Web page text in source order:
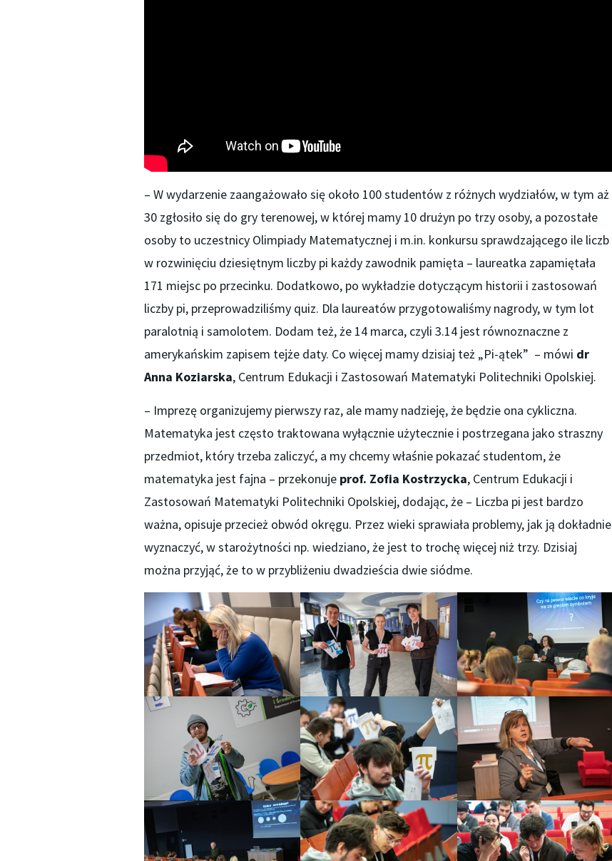
– W wydarzenie zaangażowało się około 100 studentów z różnych wydziałów, w tym aż
30 zgłosiło się do gry terenowej, w której mamy 10 drużyn po trzy osoby, a pozostałe
osoby to uczestnicy Olimpiady Matematycznej i m.in. konkursu sprawdzającego ile liczb
w rozwinięciu dziesiętnym liczby pi każdy zawodnik pamięta – laureatka zapamiętała
171 miejsc po przecinku. Dodatkowo, po wykładzie dotyczącym historii i zastosowań
liczby pi, przeprowadziliśmy quiz. Dla laureatów przygotowaliśmy nagrody, w tym lot
paralotnią i samolotem. Dodam też, że 14 marca, czyli 3.14 jest równoznaczne z
amerykańskim zapisem tejże daty. Co więcej mamy dzisiaj też „Pi-ątek” – mówi dr
Anna Koziarska, Centrum Edukacji i Zastosowań Matematyki Politechniki Opolskiej.
– Imprezę organizujemy pierwszy raz, ale mamy nadzieję, że będzie ona cykliczna.
Matematyka jest często traktowana wyłącznie użytecznie i postrzegana jako straszny
przedmiot, który trzeba zaliczyć, a my chcemy właśnie pokazać studentom, że
matematyka jest fajna – przekonuje prof. Zofia Kostrzycka, Centrum Edukacji i
Zastosowań Matematyki Politechniki Opolskiej, dodając, że – Liczba pi jest bardzo
ważna, opisuje przecież obwód okręgu. Przez wieki sprawiała problemy, jak ją dokładnie
wyznaczyć, w starożytności np. wiedziano, że jest to trochę więcej niż trzy. Dzisiaj
można przyjąć, że to w przybliżeniu dwadzieścia dwie siódme.